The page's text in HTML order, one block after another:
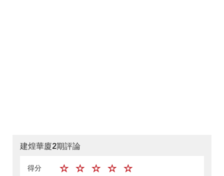
建煌華廈2期評論
得分